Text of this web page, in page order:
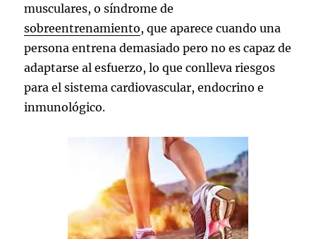
musculares, o síndrome de
sobreentrenamiento, que aparece cuando una
persona entrena demasiado pero no es capaz de
adaptarse al esfuerzo, lo que conlleva riesgos
para el sistema cardiovascular, endocrino e
inmunológico.